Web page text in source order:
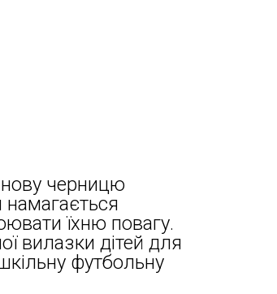
нову черницю
намагається
їхню повагу.
вилазки дітей для
футбольну